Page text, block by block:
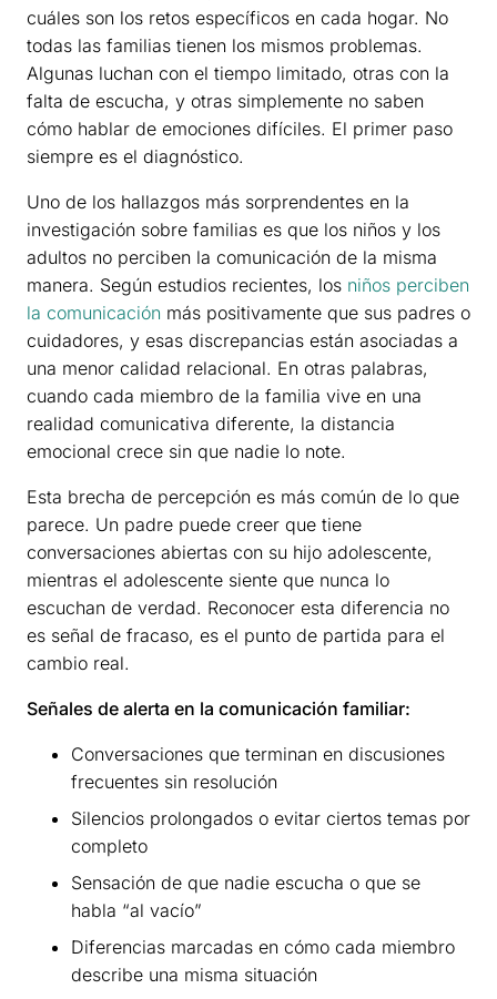
cuáles son los retos específicos en cada hogar. No
todas las familias tienen los mismos problemas.
Algunas luchan con el tiempo limitado, otras con la
falta de escucha, y otras simplemente no saben
cómo hablar de emociones difíciles. El primer paso
siempre es el diagnóstico.
Uno de los hallazgos más sorprendentes en la
investigación sobre familias es que los niños y los
adultos no perciben la comunicación de la misma
manera. Según estudios recientes, los niños perciben
la comunicación más positivamente que sus padres o
cuidadores, y esas discrepancias están asociadas a
una menor calidad relacional. En otras palabras,
cuando cada miembro de la familia vive en una
realidad comunicativa diferente, la distancia
emocional crece sin que nadie lo note.
Esta brecha de percepción es más común de lo que
parece. Un padre puede creer que tiene
conversaciones abiertas con su hijo adolescente,
mientras el adolescente siente que nunca lo
escuchan de verdad. Reconocer esta diferencia no
es señal de fracaso, es el punto de partida para el
cambio real.
Señales de alerta en la comunicación familiar:
Conversaciones que terminan en discusiones
frecuentes sin resolución
Silencios prolongados o evitar ciertos temas por
completo
Sensación de que nadie escucha o que se
habla “al vacío”
Diferencias marcadas en cómo cada miembro
describe una misma situación